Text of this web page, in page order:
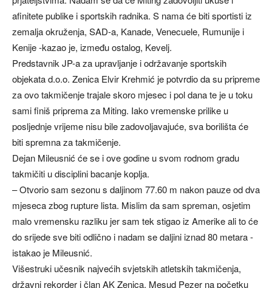
afinitete publike i sportskih radnika. S nama će biti sportisti iz
zemalja okruženja, SAD-a, Kanade, Venecuele, Rumunije i
Kenije -kazao je, između ostalog, Kevelj.
Predstavnik JP-a za upravljanje i održavanje sportskih
objekata d.o.o. Zenica Elvir Krehmić je potvrdio da su pripreme
za ovo takmičenje trajale skoro mjesec i pol dana te je u toku
sami finiš priprema za Miting. Iako vremenske prilike u
posljednje vrijeme nisu bile zadovoljavajuće, sva borilišta će
biti spremna za takmičenje.
Dejan Mileusnić će se i ove godine u svom rodnom gradu
takmičiti u disciplini bacanje koplja.
– Otvorio sam sezonu s daljinom 77.60 m nakon pauze od dva
mjeseca zbog rupture lista. Mislim da sam spreman, osjetim
malo vremensku razliku jer sam tek stigao iz Amerike ali to će
do srijede sve biti odlično i nadam se daljini iznad 80 metara -
istakao je Mileusnić.
Višestruki učesnik najvećih svjetskih atletskih takmičenja,
državni rekorder i član AK Zenica, Mesud Pezer na početku